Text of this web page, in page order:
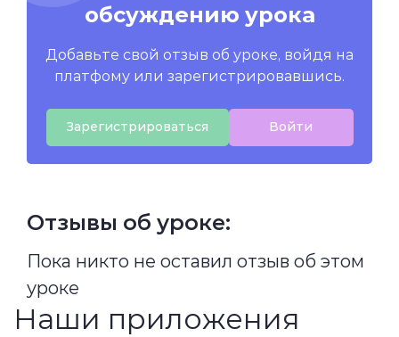
обсуждению урока
Добавьте свой отзыв об уроке, войдя на
платфому или зарегистрировавшись.
Зарегистрироваться Войти
Отзывы об уроке:
Пока никто не оставил отзыв об этом
уроке
Наши приложения